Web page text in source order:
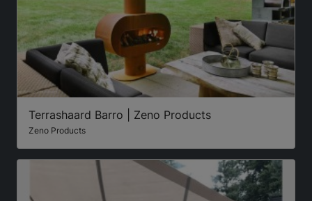
Terrashaard Barro | Zeno Products
Zeno Products